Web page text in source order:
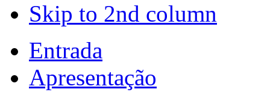
Skip to 2nd column
Entrada
Apresentação